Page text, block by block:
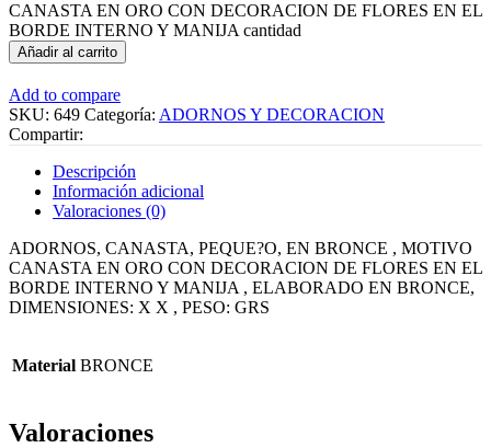
CANASTA EN ORO CON DECORACION DE FLORES EN EL
BORDE INTERNO Y MANIJA cantidad
Añadir al carrito
Add to compare
SKU: 649 Categoría: ADORNOS Y DECORACION
Compartir:
Descripción
Información adicional
Valoraciones (0)
ADORNOS, CANASTA, PEQUE?O, EN BRONCE , MOTIVO
CANASTA EN ORO CON DECORACION DE FLORES EN EL
BORDE INTERNO Y MANIJA , ELABORADO EN BRONCE,
DIMENSIONES: X X , PESO: GRS
Material BRONCE
Valoraciones